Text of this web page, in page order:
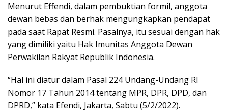
Menurut Effendi, dalam pembuktian formil, anggota
dewan bebas dan berhak mengungkapkan pendapat
pada saat Rapat Resmi. Pasalnya, itu sesuai dengan hak
yang dimiliki yaitu Hak Imunitas Anggota Dewan
Perwakilan Rakyat Republik Indonesia.
“Hal ini diatur dalam Pasal 224 Undang-Undang RI
Nomor 17 Tahun 2014 tentang MPR, DPR, DPD, dan
DPRD,” kata Efendi, Jakarta, Sabtu (5/2/2022).